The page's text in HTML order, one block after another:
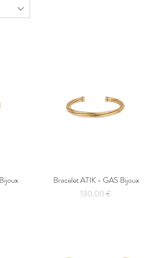
Aperçu rapide
Bracelet ATIK - GAS Bijoux
Prix
130,00 €